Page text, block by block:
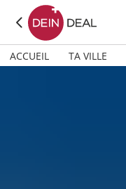
ACCUEIL TA VILLE